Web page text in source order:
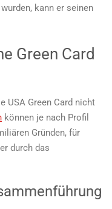
kann er seinen
Green Card
USA Green Card nicht
können je nach Profil
Gründen, für
durch das